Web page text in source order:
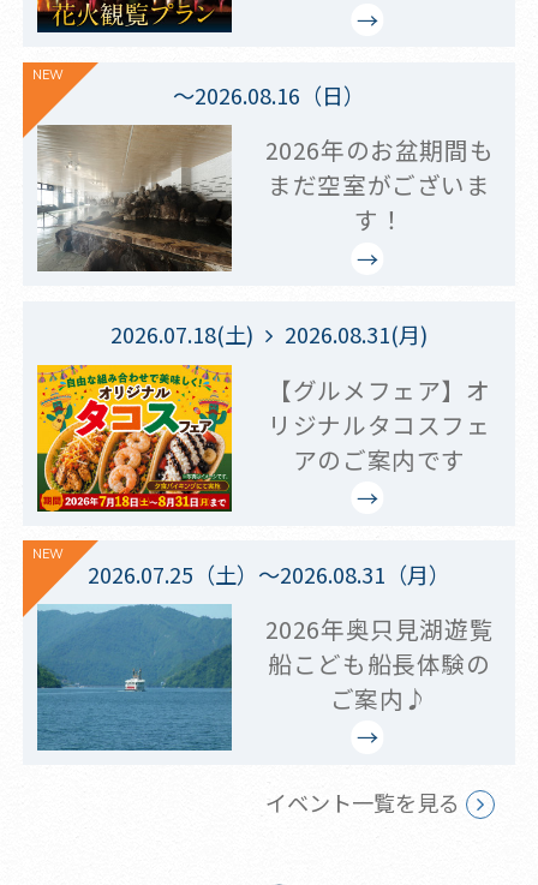
NEW
～2026.08.16（日）
2026年のお盆期間も
まだ空室がございま
す！
2026.07.18(土) 2026.08.31(月)
【グルメフェア】オ
リジナルタコスフェ
アのご案内です
NEW
2026.07.25（土）～2026.08.31（月）
2026年奥只見湖遊覧
船こども船長体験の
ご案内♪
イベント一覧を見る